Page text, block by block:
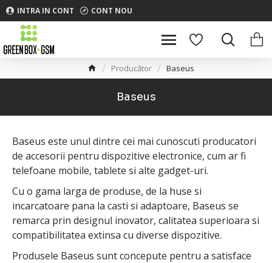
INTRA IN CONT CONT NOU
Producător Baseus
Baseus
Baseus este unul dintre cei mai cunoscuti producatori
de accesorii pentru dispozitive electronice, cum ar fi
telefoane mobile, tablete si alte gadget-uri.
Cu o gama larga de produse, de la huse si
incarcatoare pana la casti si adaptoare, Baseus se
remarca prin designul inovator, calitatea superioara si
compatibilitatea extinsa cu diverse dispozitive.
Produsele Baseus sunt concepute pentru a satisface